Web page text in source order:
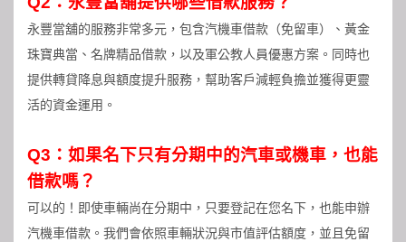
永豐當舖的服務非常多元，包含汽機車借款（免留車）、黃金
珠寶典當、名牌精品借款，以及軍公教人員優惠方案。同時也
提供轉貸降息與額度提升服務，幫助客戶減輕負擔並獲得更靈
活的資金運用。
Q3：如果名下只有分期中的汽車或機車，也能
借款嗎？
可以的！即使車輛尚在分期中，只要登記在您名下，也能申辦
汽機車借款。我們會依照車輛狀況與市值評估額度，並且免留